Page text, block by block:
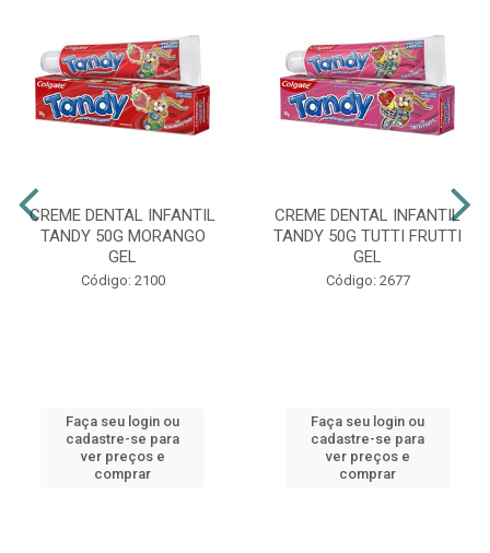
CREME DENTAL INFANTIL
TANDY 50G MORANGO
GEL
Código: 2100
Faça seu login ou
cadastre-se para
ver preços e
comprar
CREME DENTAL INFANTIL
TANDY 50G TUTTI FRUTTI
GEL
Código: 2677
Faça seu login ou
cadastre-se para
ver preços e
comprar